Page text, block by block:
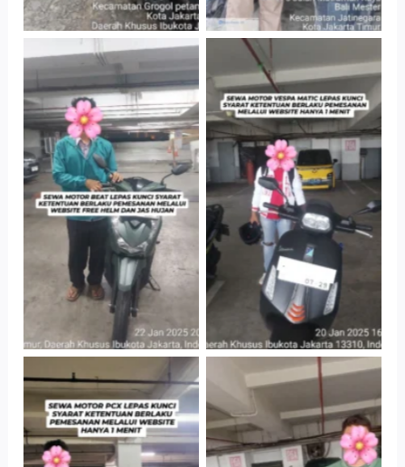
Cityplaza
Jatinegara Gedung
Parkir P6A
Cityplaza
Jatinegara Gedung
Parkir P6A